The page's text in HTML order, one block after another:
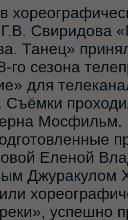
Свиридова
Танец»
го сезона
для
Съёмки
Мосфильм.
Еленой
Джуракулом
успешно